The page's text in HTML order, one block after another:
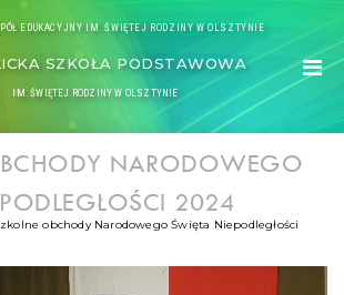
EDUKACYJNY IM. ŚWIĘTEJ RODZINY W OLSZTYNIE
SZKOŁA PODSTAWOWA
IM. ŚWIĘTEJ RODZINY W OLSZTYNIE
NARODOWEGO
2024
obchody Narodowego Święta Niepodległości